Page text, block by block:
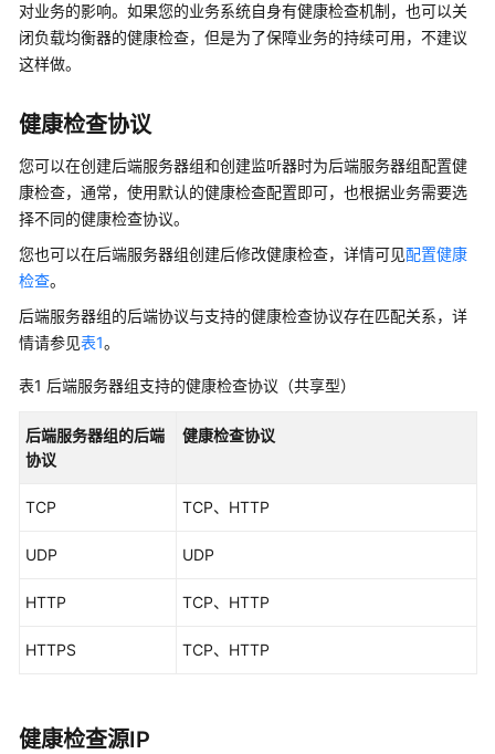
快
速
入
户
指
南
型
用
指
指
授
对业务的影响。如果您的业务系统自身有健康检查机制，也可以关
闭负载均衡器的健康检查，但是为了保障业务的持续可用，不建议
这样做。
健康检查协议
您可以在创建后端服务器组和创建监听器时为后端服务器组配置健
康检查，通常，使用默认的健康检查配置即可，也根据业务需要选
择不同的健康检查协议。
您也可以在后端服务器组创建后修改健康检查，详情可见配置健康
检查。
后端服务器组的后端协议与支持的健康检查协议存在匹配关系，详
情请参见表1。
表1 后端服务器组支持的健康检查协议（共享型）
后端服务器组的后端
协议
健康检查协议
TCP TCP、HTTP
UDP UDP
HTTP TCP、HTTP
HTTPS TCP、HTTP
健康检查源IP